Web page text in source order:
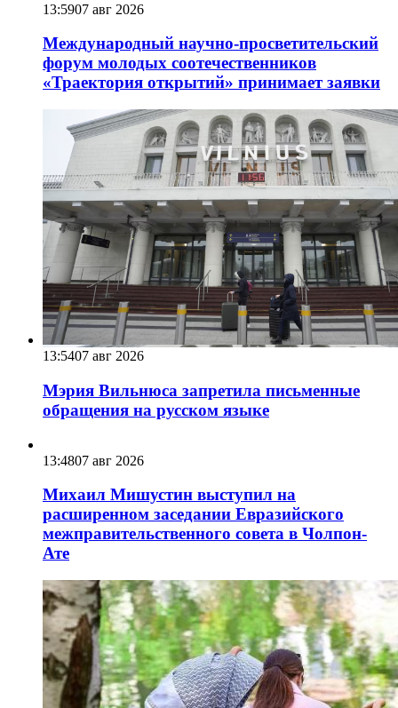
13:5907 авг 2026
Международный научно-просветительский
форум молодых соотечественников
«Траектория открытий» принимает заявки
13:5407 авг 2026
Мэрия Вильнюса запретила письменные
обращения на русском языке
13:4807 авг 2026
Михаил Мишустин выступил на
расширенном заседании Евразийского
межправительственного совета в Чолпон-
Ате